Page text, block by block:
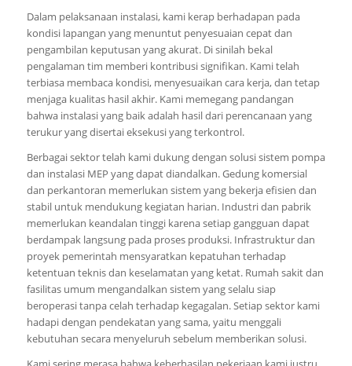
Dalam pelaksanaan instalasi, kami kerap berhadapan pada
kondisi lapangan yang menuntut penyesuaian cepat dan
pengambilan keputusan yang akurat. Di sinilah bekal
pengalaman tim memberi kontribusi signifikan. Kami telah
terbiasa membaca kondisi, menyesuaikan cara kerja, dan tetap
menjaga kualitas hasil akhir. Kami memegang pandangan
bahwa instalasi yang baik adalah hasil dari perencanaan yang
terukur yang disertai eksekusi yang terkontrol.
Berbagai sektor telah kami dukung dengan solusi sistem pompa
dan instalasi MEP yang dapat diandalkan. Gedung komersial
dan perkantoran memerlukan sistem yang bekerja efisien dan
stabil untuk mendukung kegiatan harian. Industri dan pabrik
memerlukan keandalan tinggi karena setiap gangguan dapat
berdampak langsung pada proses produksi. Infrastruktur dan
proyek pemerintah mensyaratkan kepatuhan terhadap
ketentuan teknis dan keselamatan yang ketat. Rumah sakit dan
fasilitas umum mengandalkan sistem yang selalu siap
beroperasi tanpa celah terhadap kegagalan. Setiap sektor kami
hadapi dengan pendekatan yang sama, yaitu menggali
kebutuhan secara menyeluruh sebelum memberikan solusi.